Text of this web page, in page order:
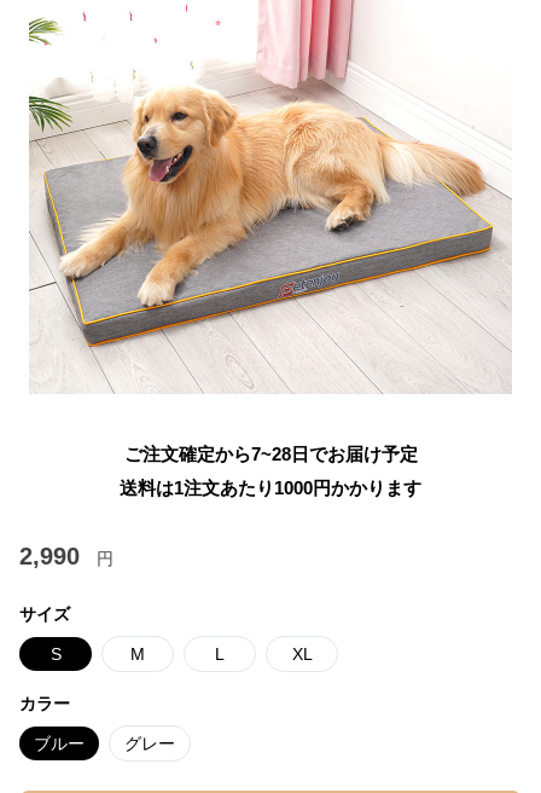
ご注文確定から7~28日でお届け予定
送料は1注文あたり 1000円かかります
2,990 円
サイズ
S M L XL
カラー
ブルー グレー